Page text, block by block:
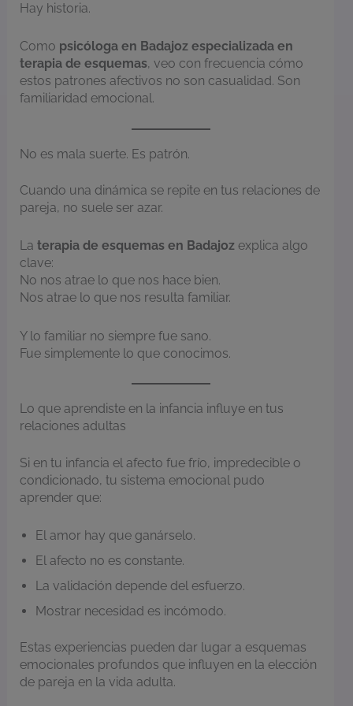
Hay historia.
Como psicóloga en Badajoz especializada en
terapia de esquemas, veo con frecuencia cómo
estos patrones afectivos no son casualidad. Son
familiaridad emocional.
No es mala suerte. Es patrón.
Cuando una dinámica se repite en tus relaciones de
pareja, no suele ser azar.
Laterapia de esquemas en Badajoz explica algo
clave:
No nos atrae lo que nos hace bien.
Nos atrae lo que nos resulta familiar.
Y lo familiar no siempre fue sano.
Fue simplemente lo que conocimos.
Lo que aprendiste en la infancia influye en tus
relaciones adultas
Si en tu infancia el afecto fue frío, impredecible o
condicionado, tu sistema emocional pudo
aprender que:
El amor hay que ganárselo.
El afecto no es constante.
La validación depende del esfuerzo.
Mostrar necesidad es incómodo.
Estas experiencias pueden dar lugar a esquemas
emocionales profundos que influyen en la elección
de pareja en la vida adulta.